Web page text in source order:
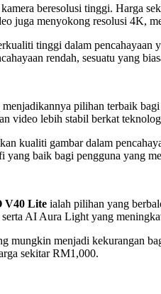
beresolusi tinggi. Harga
juga menyokong resolusi 4K,
tinggi dalam
rendah, sesuatu yang
pilihan terbaik
video lebih stabil berkat
kualiti gambar dalam
yang baik bagi pengguna yang
V40 Lite ialah pilihan yang
AI Aura Light yang
menjadi kekurangan
sekitar RM1,000.